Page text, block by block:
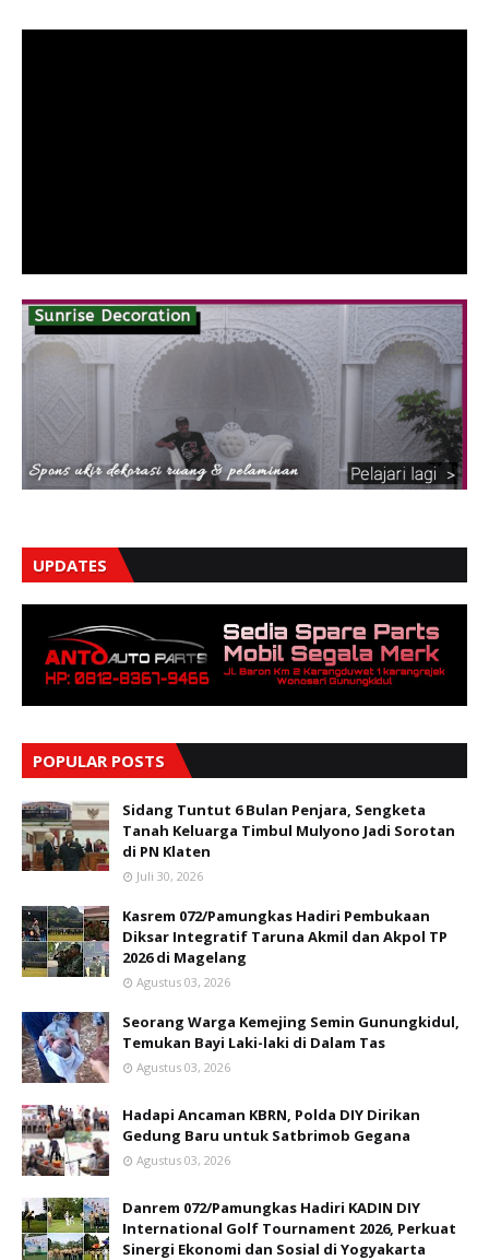
UPDATES
POPULAR POSTS
Sidang Tuntut 6 Bulan Penjara, Sengketa
Tanah Keluarga Timbul Mulyono Jadi Sorotan
di PN Klaten
Juli 30, 2026
Kasrem 072/Pamungkas Hadiri Pembukaan
Diksar Integratif Taruna Akmil dan Akpol TP
2026 di Magelang
Agustus 03, 2026
Seorang Warga Kemejing Semin Gunungkidul,
Temukan Bayi Laki-laki di Dalam Tas
Agustus 03, 2026
Hadapi Ancaman KBRN, Polda DIY Dirikan
Gedung Baru untuk Satbrimob Gegana
Agustus 03, 2026
Danrem 072/Pamungkas Hadiri KADIN DIY
International Golf Tournament 2026, Perkuat
Sinergi Ekonomi dan Sosial di Yogyakarta